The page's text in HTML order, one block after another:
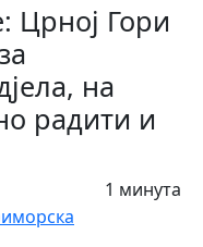
Црној Гори
на
радити и
1 минута